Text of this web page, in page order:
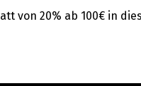
von 20% ab 100€ in